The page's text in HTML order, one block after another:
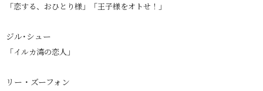
「恋する、おひとり様」「王子様をオトせ！」
ジル･シュー
「イルカ湾の恋人」
リー・ズーフォン